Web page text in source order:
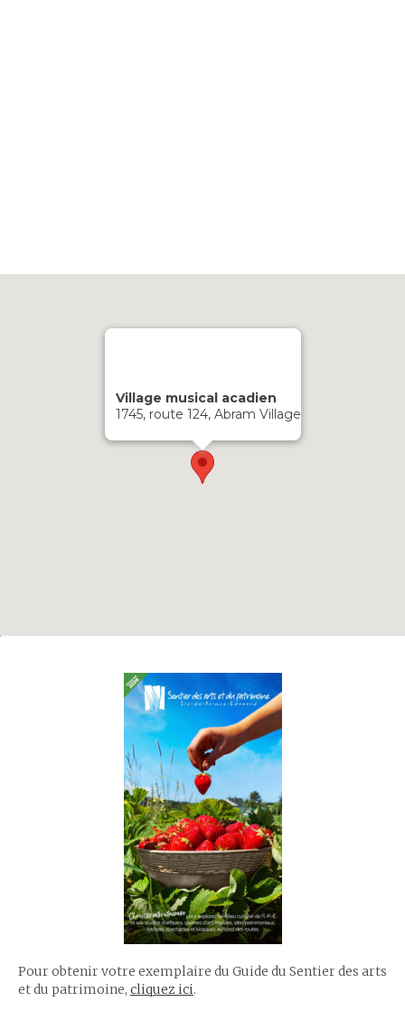
Village musical acadien
1745, route 124, Abram Village
Pour obtenir votre exemplaire du Guide du Sentier des arts
et du patrimoine, cliquez ici.